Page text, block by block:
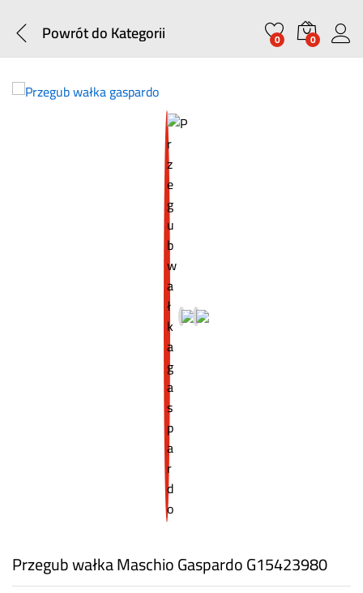
Powrót doKategorii 0 0
Przegub wałka Maschio Gaspardo G15423980